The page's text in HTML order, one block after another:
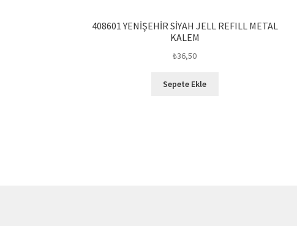
408601 YENİŞEHİR SİYAH JELL REFILL METAL
KALEM
₺36,50
Sepete Ekle